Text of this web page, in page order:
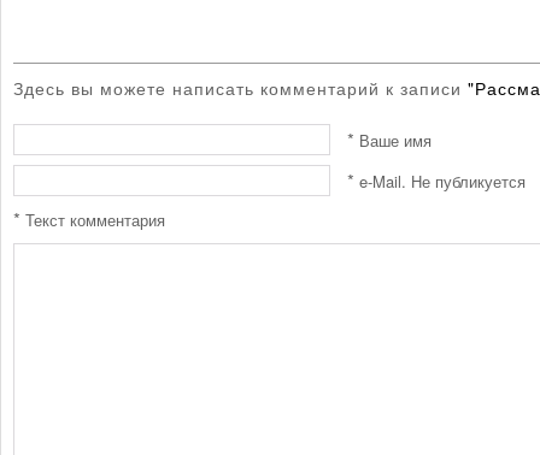
Здесь вы можете написать комментарий к записи
* Ваше имя
* e-Mail. Не публикуется
* Текст комментария